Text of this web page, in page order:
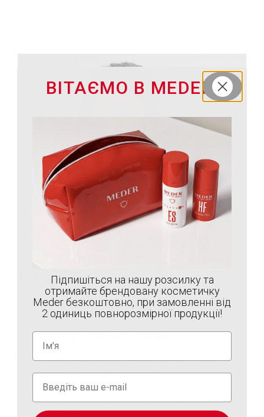
ДОГЛЯД ЗА ШКІРОЮ
МІКРОБІОМ-ФРЕНДЛІ
Створено лікаркою-дерматологинею Тійною
Медер. Виготовлено в Швейцарії.
Meder - це лінійка засобів по догляду за шкірою,
сприятлива до мікробіома, яка була відзначена
ВІТАЄМО В MEDER
Підпишіться на нашу розсилку та
отримайте брендовану косметичку
Meder безкоштовно, при замовленні від
2 одиниць повнорозмірної продукції!